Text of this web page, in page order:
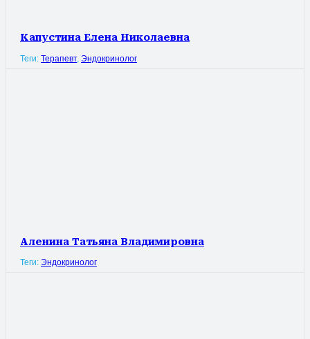
Капустина Елена Николаевна
Теги: Терапевт, Эндокринолог
Аленина Татьяна Владимировна
Теги: Эндокринолог